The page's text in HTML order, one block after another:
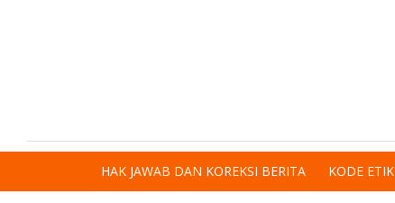
HAK JAWAB DAN KOREKSI BERITA KODE ETIK